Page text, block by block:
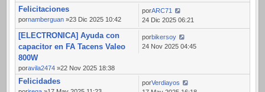
Felicitaciones
pornamberguan »23 Dic 2025 10:42
porARC71
24 Dic 2025 06:21
[ELECTRONICA] Ayuda con
capacitor en FA Tacens Valeo
800W
poravila2474 »22 Nov 2025 18:38
porbikersoy
24 Nov 2025 04:45
Felicidades porVerdiayos